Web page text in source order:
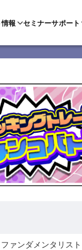
報 セミナーサポート
ァンダメンタリス